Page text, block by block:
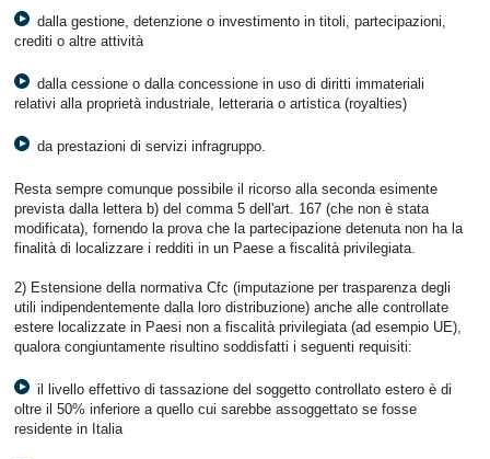
dalla gestione, detenzione o investimento in titoli, partecipazioni,
crediti o altre attività
dalla cessione o dalla concessione in uso di diritti immateriali
relativi alla proprietà industriale, letteraria o artistica (royalties)
da prestazioni di servizi infragruppo.
Resta sempre comunque possibile il ricorso alla seconda esimente
prevista dalla lettera b) del comma 5 dell'art. 167 (che non è stata
modificata), fornendo la prova che la partecipazione detenuta non ha la
finalità di localizzare i redditi in un Paese a fiscalità privilegiata.
2) Estensione della normativa Cfc (imputazione per trasparenza degli
utili indipendentemente dalla loro distribuzione) anche alle controllate
estere localizzate in Paesi non a fiscalità privilegiata (ad esempio UE),
qualora congiuntamente risultino soddisfatti i seguenti requisiti:
il livello effettivo di tassazione del soggetto controllato estero è di
oltre il 50% inferiore a quello cui sarebbe assoggettato se fosse
residente in Italia